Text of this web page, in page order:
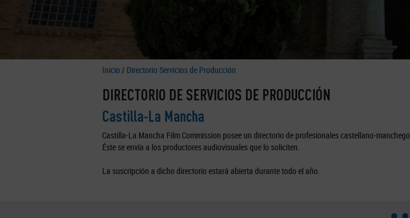
Inicio / Directorio Servicios de Producción
DIRECTORIO DE SERVICIOS DE PRODUCCIÓN
Castilla-La Mancha
Castilla-La Mancha Film Commission posee un directorio de profesionales castellano-
Éste se envía a los productores audiovisuales que lo soliciten.
La suscripción a dicho directorio estará abierta durante todo el año.